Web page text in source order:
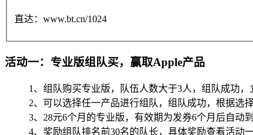
直达：www.bt.cn/1024
活动一：专业版组队买，赢取Apple产品
1、组队购买专业版，队伍人数大于3人，组队成功
2、可以选择任一产品进行组队，组队成功，根据选
3、28元6个月的专业版，有效期为发券6个月后自动到
4、奖励组队排名前30名的队长，具体奖励查看活动一